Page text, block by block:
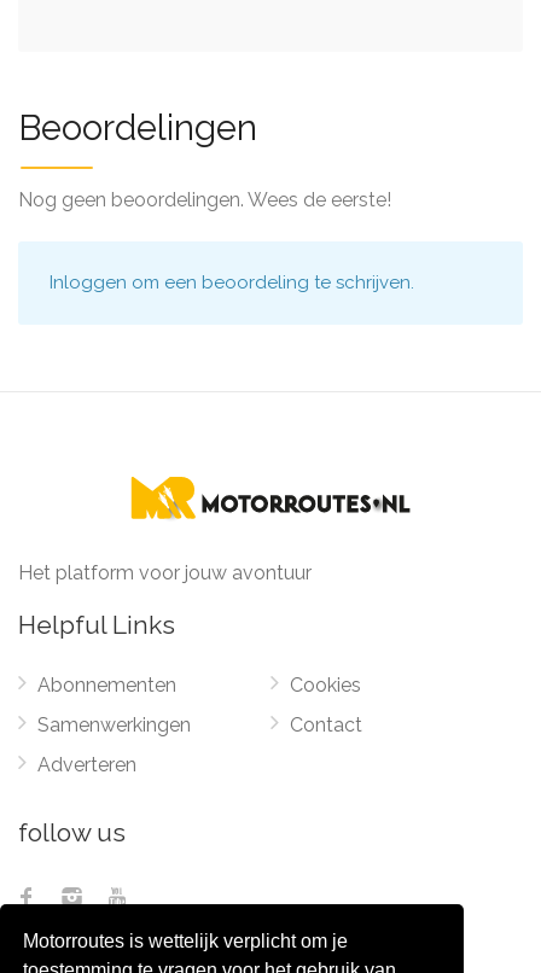
Motorroutes is wettelijk verplicht om je
Beoordelingen
Nog geen beoordelingen. Wees de eerste!
Inloggen om een beoordeling te schrijven.
Het platform voor jouw avontuur
Helpful Links
Abonnementen
Samenwerkingen
Adverteren
Cookies
Contact
follow us